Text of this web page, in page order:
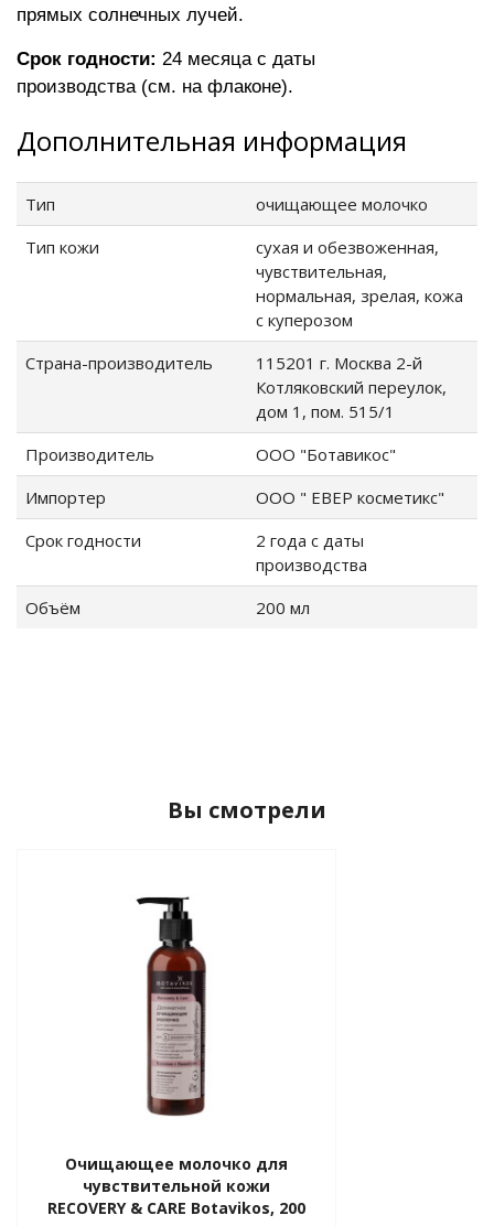
прямых солнечных лучей.
Cрок годности: 24 месяца c даты
производства (см. на флаконе).
Дополнительная информация
Тип
очищающее молочко
Тип кожи
сухая и обезвоженная,
чувствительная,
нормальная, зрелая, кожа
с куперозом
Страна-производитель
115201 г. Москва 2-й
Котляковский переулок,
дом 1, пом. 515/1
Производитель
ООО "Ботавикос"
Импортер
ООО " ЕВЕР косметикс"
Срок годности
2 года с даты
производства
Объём
200 мл
Вы смотрели
Очищающее молочко для
чувствительной кожи
RECOVERY & CARE Botavikos, 200